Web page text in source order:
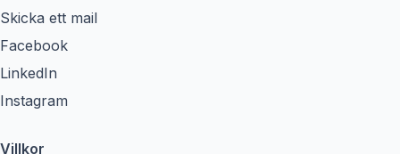
Skicka ett mail
Facebook
LinkedIn
Instagram
Villkor